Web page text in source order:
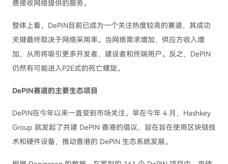
费接收网络提供的服务。
整体上看，DePIN目前已成为一个关注热度较高的赛道，其成功
关键最终取决于网络采用率。当网络需求增加，供应方收入增
加，从而将吸引更多开发者、建设者和终端用户。反之，DePIN
仍然有可能进入P2E式的死亡螺旋。
DePIN赛道的主要生态项目
DePIN在今年以来一直受到市场关注。早在今年 4 月，Hashkey
Group 就发起了共建 DePIN 香港的倡议，旨在旨在使用区块链技
术和硬件设备，推动香港的 DePIN 生态系统发展。